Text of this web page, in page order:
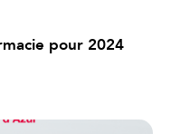
pour 2024